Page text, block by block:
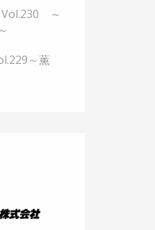
Vol.230 ～
～薫